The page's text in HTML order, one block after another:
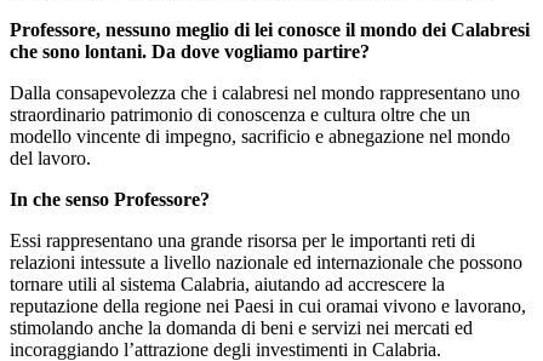
Professore, nessuno meglio di lei conosce il mondo dei Calabresi
che sono lontani. Da dove vogliamo partire?
Dalla consapevolezza che i calabresi nel mondo rappresentano uno
straordinario patrimonio di conoscenza e cultura oltre che un
modello vincente di impegno, sacrificio e abnegazione nel mondo
del lavoro.
In che senso Professore?
Essi rappresentano una grande risorsa per le importanti reti di
relazioni intessute a livello nazionale ed internazionale che possono
tornare utili al sistema Calabria, aiutando ad accrescere la
reputazione della regione nei Paesi in cui oramai vivono e lavorano,
stimolando anche la domanda di beni e servizi nei mercati ed
incoraggiando l’attrazione degli investimenti in Calabria.